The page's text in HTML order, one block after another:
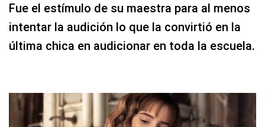
Fue el estímulo de su maestra para al menos
intentar la audición lo que la convirtió en la
última chica en audicionar en toda la escuela.